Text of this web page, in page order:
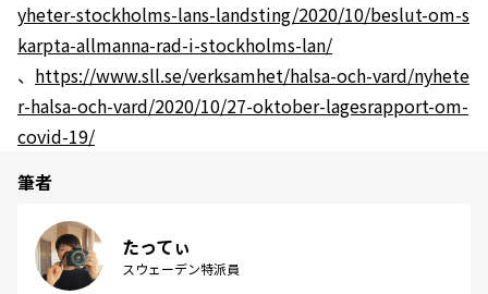
yheter-stockholms-lans-landsting/2020/10/beslut-om-s
karpta-allmanna-rad-i-stockholms-lan/
、 https://www.sll.se/verksamhet/halsa-och-vard/nyhete
r-halsa-och-vard/2020/10/27-oktober-lagesrapport-om-
covid-19/
筆者
たってぃ
スウェーデン特派員